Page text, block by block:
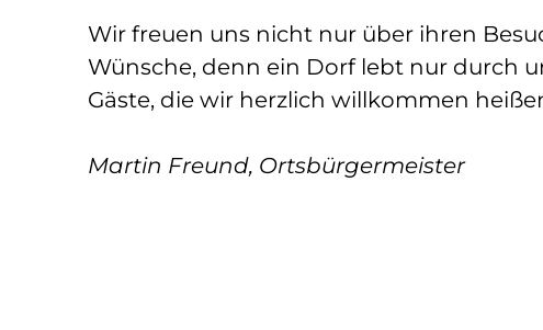
Wir freuen uns nicht nur über ihren
Wünsche, denn ein Dorf lebt nur durch
Gäste, die wir herzlich willkommen
Martin Freund, Ortsbürgermeister